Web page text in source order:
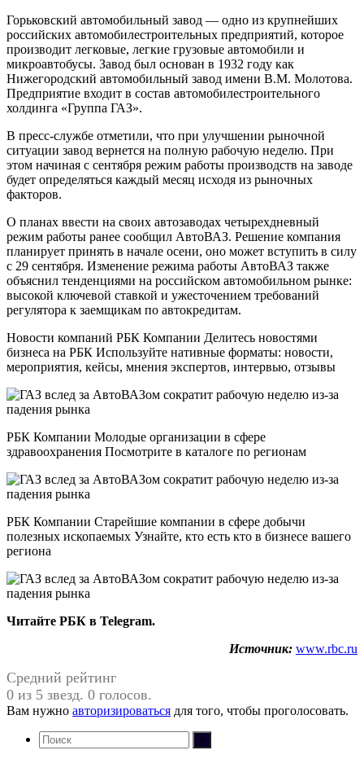
Горьковский автомобильный завод — одно из крупнейших
российских автомобилестроительных предприятий, которое
производит легковые, легкие грузовые автомобили и
микроавтобусы. Завод был основан в 1932 году как
Нижегородский автомобильный завод имени В.М. Молотова.
Предприятие входит в состав автомобилестроительного
холдинга «Группа ГАЗ».
В пресс-службе отметили, что при улучшении рыночной
ситуации завод вернется на полную рабочую неделю. При
этом начиная с сентября режим работы производств на заводе
будет определяться каждый месяц исходя из рыночных
факторов.
О планах ввести на своих автозаводах четырехдневный
режим работы ранее сообщил АвтоВАЗ. Решение компания
планирует принять в начале осени, оно может вступить в силу
с 29 сентября. Изменение режима работы АвтоВАЗ также
объяснил тенденциями на российском автомобильном рынке:
высокой ключевой ставкой и ужесточением требований
регулятора к заемщикам по автокредитам.
Новости компаний РБК Компании Делитесь новостями
бизнеса на РБК Используйте нативные форматы: новости,
мероприятия, кейсы, мнения экспертов, интервью, отзывы
РБК Компании Молодые организации в сфере
здравоохранения Посмотрите в каталоге по регионам
РБК Компании Старейшие компании в сфере добычи
полезных ископаемых Узнайте, кто есть кто в бизнесе вашего
региона
Читайте РБК в Telegram.
Источник: www.rbc.ru
Средний рейтинг
0 из 5 звезд. 0 голосов.
Вам нужно авторизироваться для того, чтобы проголосовать.